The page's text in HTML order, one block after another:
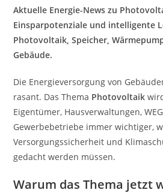
Aktuelle Energie-News zu
Einsparpotenziale und intelligente
Photovoltaik, Speicher,
Gebäude.
Die Energieversorgung von
rasant. Das Thema Photovoltaik
Eigentümer, Hausverwaltungen,
Gewerbebetriebe immer wichtiger,
Versorgungssicherheit und
gedacht werden müssen.
Warum das Thema jetzt